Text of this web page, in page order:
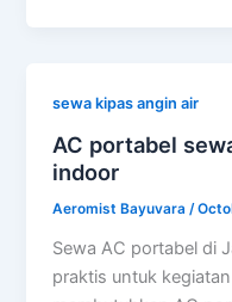
sewa kipas angin air
AC portabel
indoor
Aeromist Bayuvara/
Sewa AC portabel di
praktis untuk